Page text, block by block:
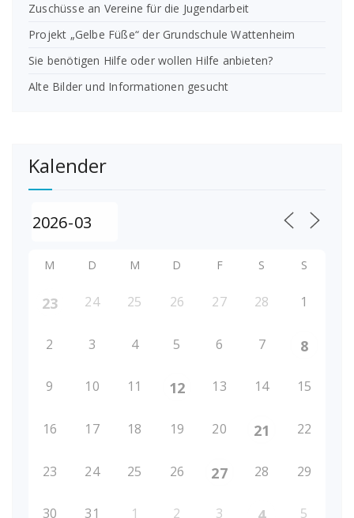
Zuschüsse an Vereine für die Jugendarbeit
Projekt „Gelbe Füße“ der Grundschule Wattenheim
Sie benötigen Hilfe oder wollen Hilfe anbieten?
Alte Bilder und Informationen gesucht
Kalender
M D M D F S S
23 24 25 26 27 28 1
2 3 4 5 6 7 8
9 10 11 12 13 14 15
16 17 18 19 20 21 22
23 24 25 26 27 28 29
30 31 1 2 3 5